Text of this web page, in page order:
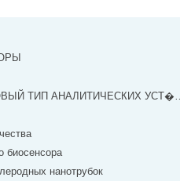
ТИП АНАЛИТИЧЕСКИХ УСТ�…
биосенсора
нанотрубок